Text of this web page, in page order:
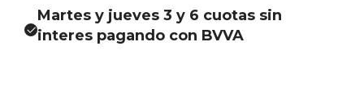
Martes y jueves 3 y 6 cuotas sin
interes pagando con BVVA